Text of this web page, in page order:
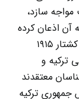
سازد،
آن اذعان کرده
است.یک بار در سال ۲۰۰۰ مطرح شدن مساله کشتار ۱۹۱۵
ترکیه و
معتقدند
جمهوری ترکیه